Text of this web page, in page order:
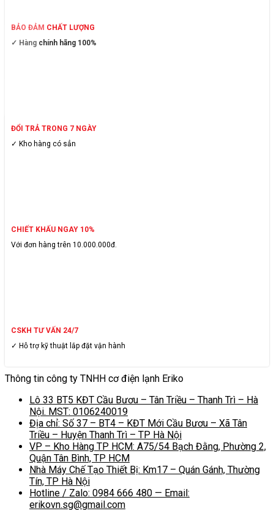
BẢO ĐẢM CHẤT LƯỢNG
✓ Hàng chính hãng 100%
ĐỔI TRẢ TRONG 7 NGÀY
✓ Kho hàng có sẳn
CHIẾT KHẤU NGAY 10%
Với đơn hàng trên 10.000.000đ.
CSKH TƯ VẤN 24/7
✓ Hỗ trợ kỹ thuật lắp đặt vận hành
Thông tin công ty TNHH cơ điện lạnh Eriko
Lô 33 BT5 KĐT Cầu Bươu – Tân Triều – Thanh Trì – Hà
Nội. MST: 0106240019
Địa chỉ: Số 37 – BT4 – KĐT Mới Cầu Bươu – Xã Tân
Triều – Huyện Thanh Trì – TP Hà Nội
VP – Kho Hàng TP HCM: A75/54 Bạch Đằng, Phường 2,
Quận Tân Bình, TP HCM
Nhà Máy Chế Tạo Thiết Bị: Km17 – Quán Gánh, Thường
Tín, TP Hà Nội
Hotline / Zalo: 0984 666 480 — Email:
erikovn.sg@gmail.com